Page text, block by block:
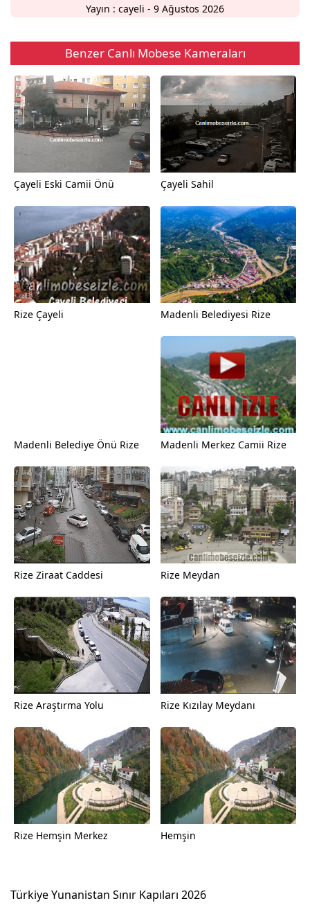
Yayın : cayeli - 9 Ağustos 2026
Benzer Canlı Mobese Kameraları
Çayeli Eski Camii Önü Çayeli Sahil
Rize Çayeli Madenli Belediyesi Rize
Madenli Belediye Önü Rize Madenli Merkez Camii Rize
Rize Ziraat Caddesi Rize Meydan
Rize Araştırma Yolu Rize Kızılay Meydanı
Rize Hemşin Merkez Hemşin
Türkiye Yunanistan Sınır Kapıları 2026